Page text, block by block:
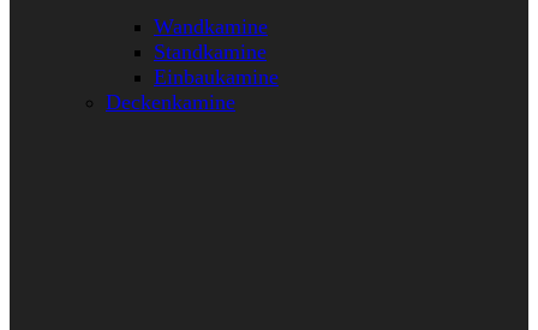
Wandkamine
Standkamine
Einbaukamine
Deckenkamine